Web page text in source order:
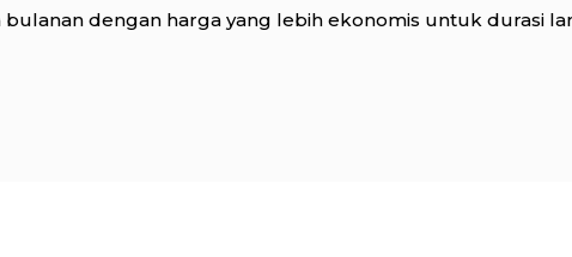
dengan harga yang lebih ekonomis untuk durasi